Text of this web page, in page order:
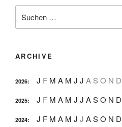
nach:
ARCHIVE
2026: J F M A M J J A S O N D
2025: J F M A M J J ASO N D
2024: J F M A M J J ASO N D